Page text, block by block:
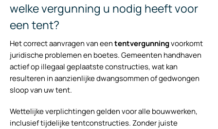
welke vergunning u nodig heeft voor
een tent?
Het correct aanvragen van eententvergunningvoorkomt
juridische problemen en boetes. Gemeenten handhaven
actief op illegaal geplaatste constructies, wat kan
resulteren in aanzienlijke dwangsommen of gedwongen
sloop van uw tent.
Wettelijke verplichtingen gelden voor alle bouwwerken,
inclusief tijdelijke tentconstructies. Zonder juiste